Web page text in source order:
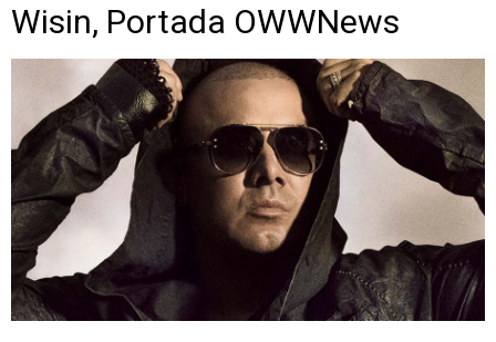
Wisin, Portada OWWNews